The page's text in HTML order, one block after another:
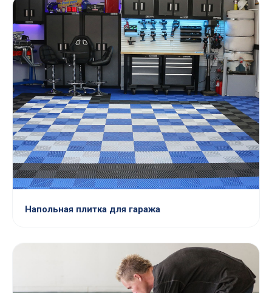
Напольная плитка для гаража